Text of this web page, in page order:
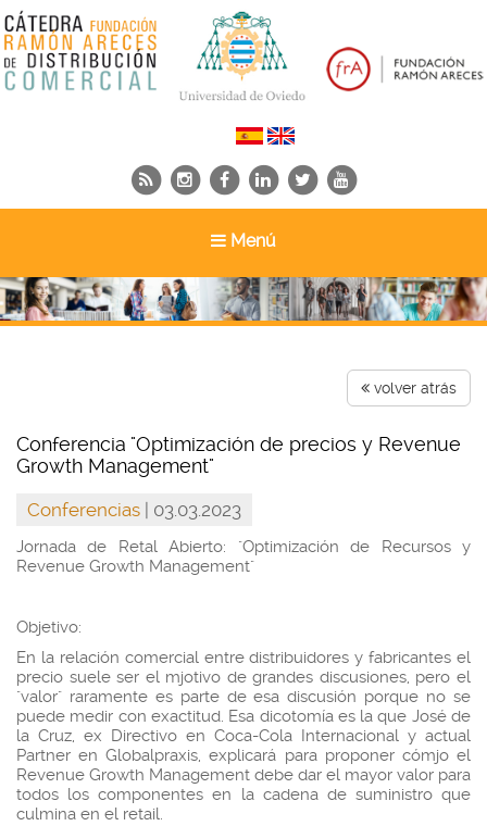
Menú
volver atrás
Conferencia "Optimización de precios y Revenue
Growth Management"
Conferencias | 03.03.2023
Jornada de Retal Abierto: "Optimización de Recursos y
Revenue Growth Management"
Objetivo:
En la relación comercial entre distribuidores y fabricantes el
precio suele ser el mjotivo de grandes discusiones, pero el
"valor" raramente es parte de esa discusión porque no se
puede medir con exactitud. Esa dicotomía es la que José de
la Cruz, ex Directivo en Coca-Cola Internacional y actual
Partner en Globalpraxis, explicará para proponer cómjo el
Revenue Growth Management debe dar el mayor valor para
todos los componentes en la cadena de suministro que
culmina en el retail.